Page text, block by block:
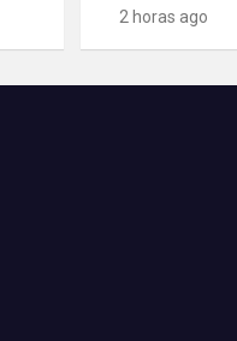
2 horas ago